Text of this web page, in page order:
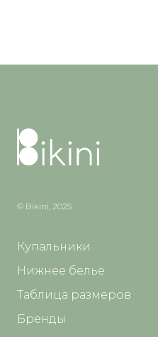
© Bikini, 2025
Купальники
Нижнее белье
Таблица размеров
Бренды